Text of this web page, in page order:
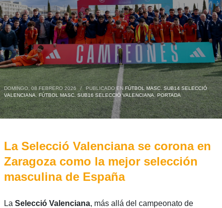
DOMINGO, 08 FEBRERO 2026 / PUBLICADO ENFÚTBOL MASC. SUB14 SELECCIÓ
VALENCIANA,FÚTBOL MASC. SUB16 SELECCIÓ VALENCIANA, PORTADA
La Selecció Valenciana se corona en
Zaragoza como la mejor selección
masculina de España
La Selecció Valenciana, más allá del campeonato de